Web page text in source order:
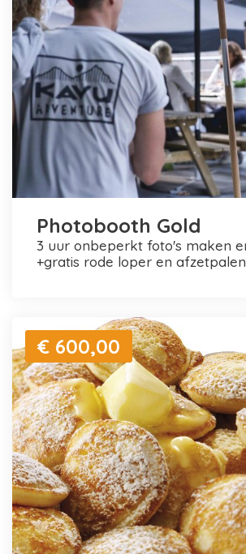
Photobooth Gold
3 uur onbeperkt foto's maken en printen
+gratis rode loper en afzetpalen
€ 600,00